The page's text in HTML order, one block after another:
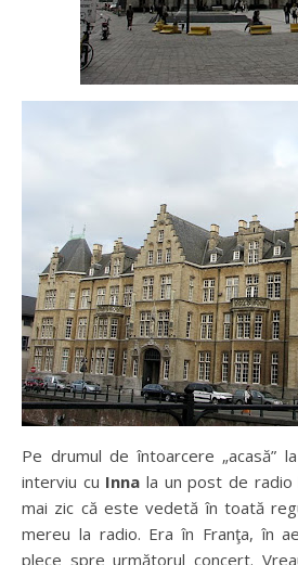
Pe drumul de întoarcere „acasă”
interviu cu Innala un post de radio
mai zic că este vedetă în toată
mereu la radio. Era în Franţa, în
plece spre următorul concert.